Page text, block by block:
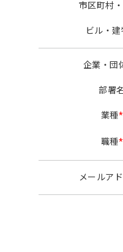
市区町村
ビル・
企業・団
部署
業種
職種
メールア